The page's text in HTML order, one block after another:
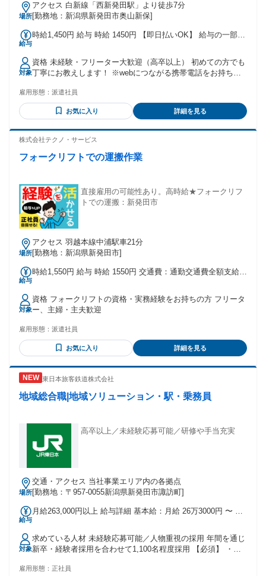
場所
アクセス 白新線「西新発田駅」より徒歩7分
[勤務地：新潟県新発田市奥山新保]
給与
時給1,450円 給与 時給 1450円 【即日払いOK】 給与の一部を
ビスです 紹介先によりますが、全国ATMで受け取ることが可
能です。 ※当社規定あり
対象
資格 未経験・フリーター大歓迎（高卒以上） 初めての方でも
丁寧にお教えします！ ※webにつながる携帯電話をお持ちの
雇用形態： 派遣社員
お気に入り 詳細を見る
株式会社テクノ・サービス
フォークリフトでの運搬作業
直接雇用の可能性あり。高時給★フォークリフ
トでの運搬：新発田市
場所
アクセス 羽越本線中浦駅車21分
[勤務地：新潟県新発田市]
給与
時給1,550円 給与 時給 1550円 交通費：通勤交通費全額支給
方にも嬉しいガソリン代の支給もあります! ※派遣先による
(規定有)
対象
資格 フォークリフトの資格・実務経験をお持ちの方 フリータ
ー、主婦・主夫歓迎
雇用形態： 派遣社員
お気に入り 詳細を見る
東日本旅客鉄道株式会社
地域総合職|地域ソリューション・駅・乗務員
高卒以上／未経験応募可能／研修や手当充実
場所
交通・アクセス 当社事業エリア内の各拠点
[勤務地：〒957-0055新潟県新発田市諏訪町]
給与
月給263,000円以上 給与詳細 基本給：月給 26万3000円 〜 固
皆勤・家族手当金額：なし 全員に一律で支払われるその他手
当金額：なし 【昇給】 年1回 【賞与】 年2回（2025年度実績
5.9ケ月） 【諸手当】 ・業務手当 ・超過勤務手当 ・住宅等手
当 ・通勤手当 など
対象
求めている人材 未経験応募可能／人物重視の採用 年間を通じ
新卒・経験者採用を合わせて1,100名程度採用 【必須】 ・応
・地域に根ざした仕事への興味 ・状況に応じた臨機応変な受
雇用形態： 正社員